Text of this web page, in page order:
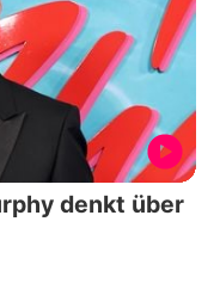
denkt über